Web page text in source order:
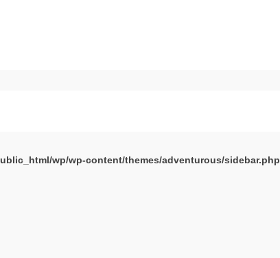
wp/wp-content/themes/adventurous/sidebar.php